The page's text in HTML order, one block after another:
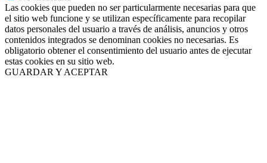
Las cookies que pueden no ser particularmente necesarias para que
el sitio web funcione y se utilizan específicamente para recopilar
datos personales del usuario a través de análisis, anuncios y otros
contenidos integrados se denominan cookies no necesarias. Es
obligatorio obtener el consentimiento del usuario antes de ejecutar
estas cookies en su sitio web.
GUARDAR Y ACEPTAR